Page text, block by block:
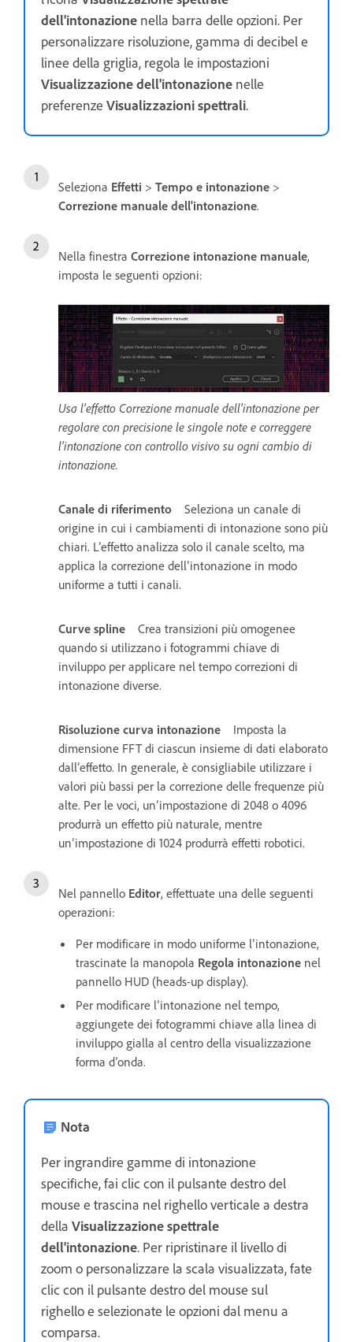
dell'intonazione nella barra delle opzioni. Per
personalizzare risoluzione, gamma di decibel e
linee della griglia, regola le impostazioni
Visualizzazione dell'intonazione nelle
preferenze Visualizzazioni spettrali.
Seleziona Effetti > Tempo e intonazione >
Correzione manuale dell'intonazione.
Nella finestra Correzione intonazione manuale,
imposta le seguenti opzioni:
Usa l'effetto Correzione manuale dell'intonazione per
regolare con precisione le singole note e correggere
l'intonazione con controllo visivo su ogni cambio di
intonazione.
Canale di riferimento
Seleziona un canale di
origine in cui i cambiamenti di intonazione sono più
chiari. L’effetto analizza solo il canale scelto, ma
applica la correzione dell’intonazione in modo
uniforme a tutti i canali.
Curve spline
Crea transizioni più omogenee
quando si utilizzano i fotogrammi chiave di
inviluppo per applicare nel tempo correzioni di
intonazione diverse.
Risoluzione curva intonazione
Imposta la
dimensione FFT di ciascun insieme di dati elaborato
dall’effetto. In generale, è consigliabile utilizzare i
valori più bassi per la correzione delle frequenze più
alte. Per le voci, un’impostazione di 2048 o 4096
produrrà un effetto più naturale, mentre
un’impostazione di 1024 produrrà effetti robotici.
Nel pannello Editor, effettuate una delle seguenti
operazioni:
Per modificare in modo uniforme l’intonazione,
trascinate la manopola Regola intonazione nel
pannello HUD (heads-up display).
Per modificare l’intonazione nel tempo,
aggiungete dei fotogrammi chiave alla linea di
inviluppo gialla al centro della visualizzazione
forma d’onda.
Nota
Per ingrandire gamme di intonazione
specifiche, fai clic con il pulsante destro del
mouse e trascina nel righello verticale a destra
della Visualizzazione spettrale
dell'intonazione. Per ripristinare il livello di
zoom o personalizzare la scala visualizzata, fate
clic con il pulsante destro del mouse sul
righello e selezionate le opzioni dal menu a
comparsa.